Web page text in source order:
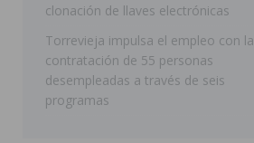
clonación de llaves electrónicas
Torrevieja impulsa el empleo con la
contratación de 55 personas
desempleadas a través de seis
programas